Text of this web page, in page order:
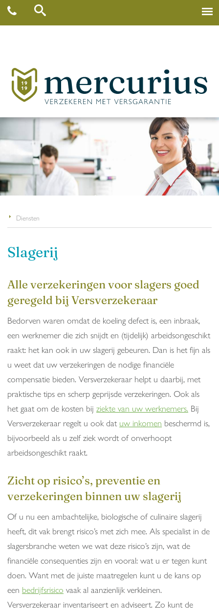
Diensten
Slagerij
Alle verzekeringen voor slagers goed
geregeld bij Versverzekeraar
Bedorven waren omdat de koeling defect is, een inbraak,
een werknemer die zich snijdt en (tijdelijk) arbeidsongeschikt
raakt: het kan ook in uw slagerij gebeuren. Dan is het fijn als
u weet dat uw verzekeringen de nodige financiële
compensatie bieden. Versverzekeraar helpt u daarbij, met
praktische tips en scherp geprijsde verzekeringen. Ook als
het gaat om de kosten bij ziekte van uw werknemers. Bij
Versverzekeraar regelt u ook dat uw inkomen beschermd is,
bijvoorbeeld als u zelf ziek wordt of onverhoopt
arbeidsongeschikt raakt.
Zicht op risico’s, preventie en
verzekeringen binnen uw slagerij
Of u nu een ambachtelijke, biologische of culinaire slagerij
heeft, dit vak brengt risico’s met zich mee. Als specialist in de
slagersbranche weten we wat deze risico’s zijn, wat de
financiële consequenties zijn en vooral: wat u er tegen kunt
doen. Want met de juiste maatregelen kunt u de kans op
een bedrijfsrisico vaak al aanzienlijk verkleinen.
Versverzekeraar inventariseert en adviseert. Zo kunt de